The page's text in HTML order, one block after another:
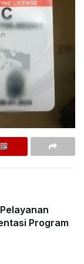
Program